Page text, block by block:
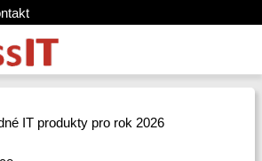
IT produkty pro rok 2026